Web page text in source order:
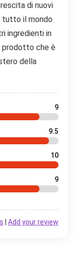
di nuovi
tutto il mondo
ingredienti in
prodotto che è
della
9
9.5
10
9
Add your review